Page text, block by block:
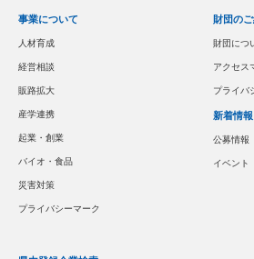
事業について
人材育成
経営相談
販路拡大
産学連携
起業・創業
バイオ・食品
災害対策
プライバシーマーク
財団の
財団につ
アクセス
プライバ
新着情報
公募情報
イベント